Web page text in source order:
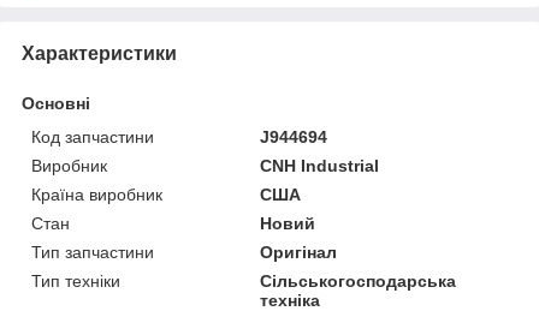
Характеристики
Основні
Код запчастини
J944694
Виробник
CNH Industrial
Країна виробник
США
Стан
Новий
Тип запчастини
Оригінал
Тип техніки
Сільськогосподарська
техніка